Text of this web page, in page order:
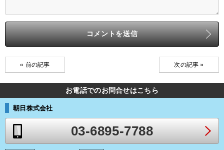
« 前の記事 次の記事 »
お電話でのお問合せはこちら
朝日株式会社
03-6895-7788